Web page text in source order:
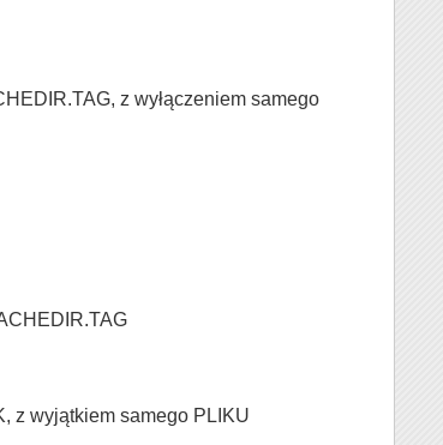
z wyłączeniem samego
z wyjątkiem samego PLIKU